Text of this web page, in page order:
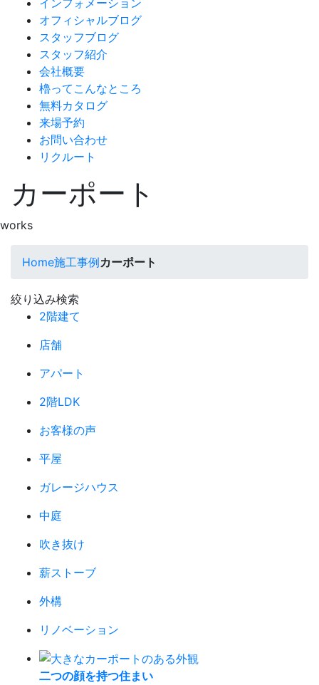
オフィシャルブログ
スタッフブログ
スタッフ紹介
会社概要
櫓ってこんなところ
無料カタログ
来場予約
お問い合わせ
リクルート
カーポート
works
Home施工事例カーポート
絞り込み検索
2階建て
店舗
アパート
2階LDK
お客様の声
平屋
ガレージハウス
中庭
吹き抜け
薪ストーブ
外構
リノベーション
二つの顔を持つ住まい